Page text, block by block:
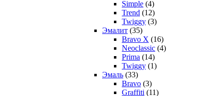
Simple (4)
Trend (12)
Twiggy (3)
Эмалит (35)
Bravo X (16)
Neoclassic (4)
Prima (14)
Twiggy (1)
Эмаль (33)
Bravo (3)
Graffiti (11)